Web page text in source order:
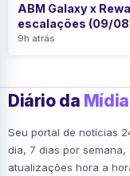
ABM Galaxy x
escalações (09/
9h atrás
Diário da Mídia
Seu portal de notícias
dia, 7 dias por semana,
atualizações hora a